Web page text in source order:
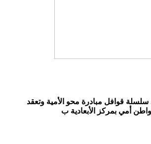
قوافل مبادرة محو الأمية وتعقد